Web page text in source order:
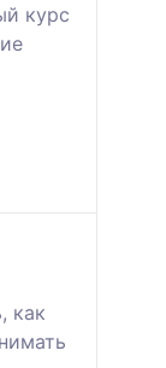
курс
как